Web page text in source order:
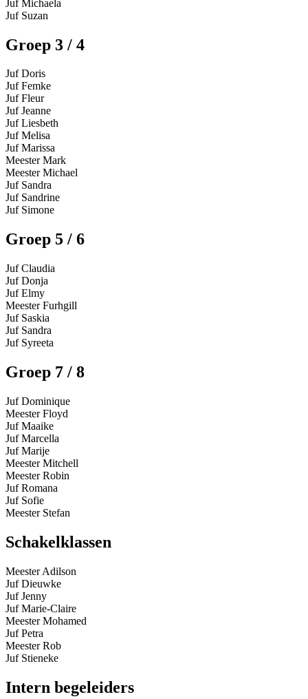
Juf Michaela
Juf Suzan
Groep 3 / 4
Juf Doris
Juf Femke
Juf Fleur
Juf Jeanne
Juf Liesbeth
Juf Melisa
Juf Marissa
Meester Mark
Meester Michael
Juf Sandra
Juf Sandrine
Juf Simone
Groep 5 / 6
Juf Claudia
Juf Donja
Juf Elmy
Meester Furhgill
Juf Saskia
Juf Sandra
Juf Syreeta
Groep 7 / 8
Juf Dominique
Meester Floyd
Juf Maaike
Juf Marcella
Juf Marije
Meester Mitchell
Meester Robin
Juf Romana
Juf Sofie
Meester Stefan
Schakelklassen
Meester Adilson
Juf Dieuwke
Juf Jenny
Juf Marie-Claire
Meester Mohamed
Juf Petra
Meester Rob
Juf Stieneke
Intern begeleiders